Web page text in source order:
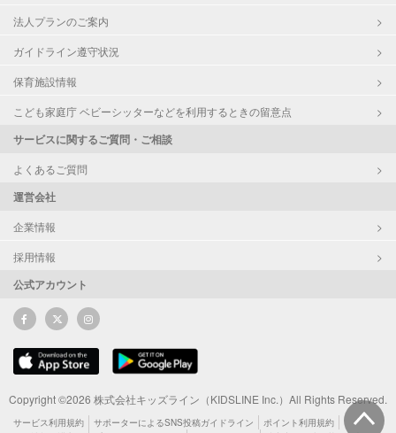
法人プランのご案内
ガイドライン遵守状況
保育施設情報
こども家庭庁 ベビーシッターなどを利用するときの留意点
サービスに関するご質問・ご相談
よくあるご質問
運営会社
企業情報
採用情報
公式アカウント
Copyright ©2026 株式会社キッズライン（KIDSLINE Inc.）All Rights Reserved.
サービス利用規約 サポーターによるSNS投稿ガイドライン
ポイント利用規約